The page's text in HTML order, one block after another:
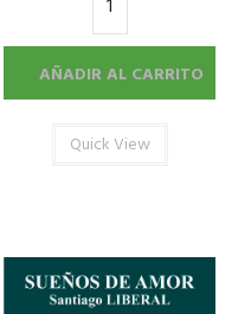
AÑADIR AL CARRITO
Quick View